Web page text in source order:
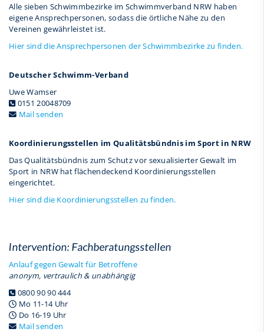
Alle sieben Schwimmbezirke im Schwimmverband NRW haben
eigene Ansprechpersonen, sodass die örtliche Nähe zu den
Vereinen gewährleistet ist.
Hier sind die Ansprechpersonen der Schwimmbezirke zu finden.
Deutscher Schwimm-Verband
Uwe Wamser
0151 20048709
Mail senden
Koordinierungsstellen im Qualitätsbündnis im Sport in NRW
Das Qualitätsbündnis zum Schutz vor sexualisierter Gewalt im
Sport in NRW hat flächendeckend Koordinierungsstellen
eingerichtet.
Hier sind die Koordinierungsstellen zu finden.
Intervention: Fachberatungsstellen
Anlauf gegen Gewalt für Betroffene
anonym, vertraulich & unabhängig
0800 90 90 444
Mo 11-14 Uhr
Do 16-19 Uhr
Mail senden